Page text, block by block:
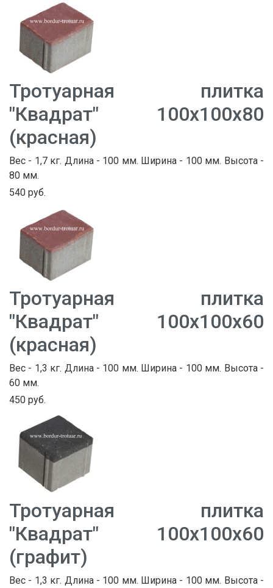
Тротуарная плитка
"Квадрат" 100х100х80
(красная)
Вес - 1,7 кг. Длина - 100 мм. Ширина - 100 мм. Высота -
80 мм.
540 руб.
Тротуарная плитка
"Квадрат" 100х100х60
(красная)
Вес - 1,3 кг. Длина - 100 мм. Ширина - 100 мм. Высота -
60 мм.
450 руб.
Тротуарная плитка
"Квадрат" 100х100х60
(графит)
Вес - 1,3 кг. Длина - 100 мм. Ширина - 100 мм. Высота -